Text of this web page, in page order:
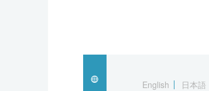
科学・技術
暮らし
English
日本語